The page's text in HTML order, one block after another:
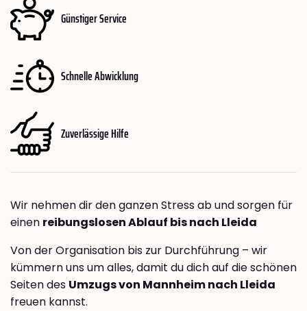
Günstiger Service
Schnelle Abwicklung
Zuverlässige Hilfe
Wir nehmen dir den ganzen Stress ab und sorgen für
einen reibungslosen Ablauf bis nach Lleida
Von der Organisation bis zur Durchführung – wir
kümmern uns um alles, damit du dich auf die schönen
Seiten des Umzugs von Mannheim nach Lleida
freuen kannst.